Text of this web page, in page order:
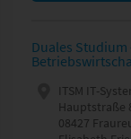
Duales
ITSM IT-
Hauptstraße
08427